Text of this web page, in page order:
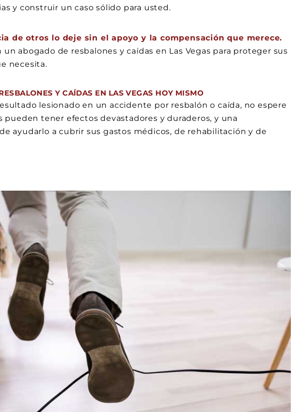
y construir un caso sólido para usted.
de otros lo deje sin el apoyo y la compensación que merece.
abogado de resbalones y caídas en Las Vegas para proteger sus
necesita.
Y CAÍDAS EN LAS VEGAS HOY MISMO
lesionado en un accidente por resbalón o caída, no espere
pueden tener efectos devastadores y duraderos, y una
ayudarlo a cubrir sus gastos médicos, de rehabilitación y de